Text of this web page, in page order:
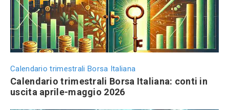
Calendario trimestrali Borsa Italiana
Calendario trimestrali Borsa Italiana: conti in
uscita aprile-maggio 2026